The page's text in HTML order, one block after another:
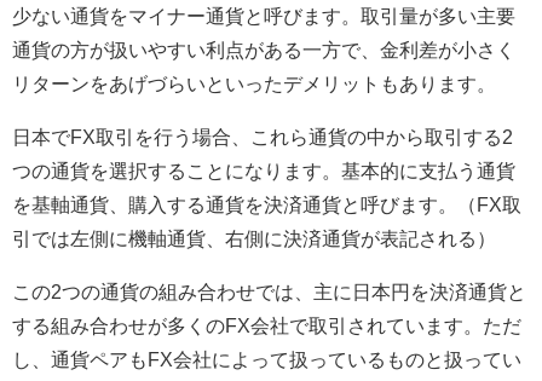
少ない通貨をマイナー通貨と呼びます。取引量が多い主要
通貨の方が扱いやすい利点がある一方で、金利差が小さく
リターンをあげづらいといったデメリットもあります。
日本でFX取引を行う場合、これら通貨の中から取引する2
つの通貨を選択することになります。基本的に支払う通貨
を基軸通貨、購入する通貨を決済通貨と呼びます。（FX取
引では左側に機軸通貨、右側に決済通貨が表記される）
この2つの通貨の組み合わせでは、主に日本円を決済通貨と
する組み合わせが多くのFX会社で取引されています。ただ
し、通貨ペアもFX会社によって扱っているものと扱ってい